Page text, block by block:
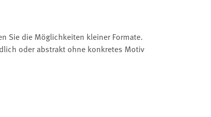
Sie die Möglichkeiten kleiner Formate.
oder abstrakt ohne konkretes Motiv